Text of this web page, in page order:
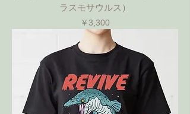
ラスモサウルス）
価格
￥3,300